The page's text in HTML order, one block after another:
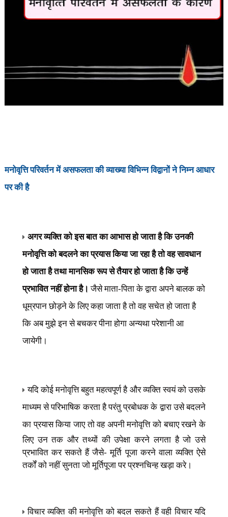
मनोवृत्ति परिवर्तन में असफलता की व्याख्या विभिन्न विद्वानों ने निम्न आधार
पर की है
अगर व्यक्ति को इस बात का आभास हो जाता है कि उनकी
मनोवृत्ति को बदलने का प्रयास किया जा रहा है तो वह सावधान
हो जाता है तथा मानसिक रूप से तैयार हो जाता है कि उन्हें
प्रभावित नहीं होना है। जैसे माता-पिता के द्वारा अपने बालक को
धूम्रपान छोड़ने के लिए कहा जाता है तो वह सचेत हो जाता है
कि अब मुझे इन से बचकर पीना होगा अन्यथा परेशानी आ
जायेगी।
यदि कोई मनोवृत्ति बहुत महत्वपूर्ण है और व्यक्ति स्वयं को उसके
माध्यम से परिभाषिक करता है परंतु प्रबोधक के द्वारा उसे बदलने
का प्रयास किया जाए तोवह अपनी मनोवृत्ति को बचाए रखने के
लिए उन तक और तथ्यों की उपेक्षा करने लगता है जो उसे
प्रभावित कर सकते हैं जैसे- मूर्ति पूजा करने वाला व्यक्ति ऐसे
तर्कों को नहीं सुनता जो मूर्तिपूजा पर प्रश्नचिन्ह खड़ा करे।
विचार व्यक्ति की मनोवृत्ति को बदल सकते हैं वही विचार यदि